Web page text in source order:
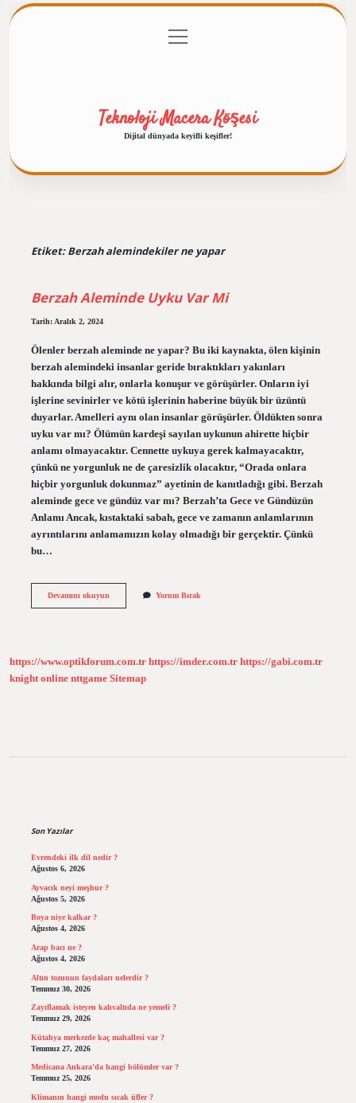
Gizlilik Politikası
menüyü
aç
Teknoloji Macera Köşesi
Dijital dünyada keyifli keşifler!
Etiket:Berzah alemindekiler ne yapar
Berzah Aleminde Uyku Var Mi
Tarih: Aralık 2, 2024
Ölenler berzah aleminde ne yapar? Bu iki kaynakta, ölen kişinin
berzah alemindeki insanlar geride bıraktıkları yakınları
hakkında bilgi alır, onlarla konuşur ve görüşürler. Onların iyi
işlerine sevinirler ve kötü işlerinin haberine büyük bir üzüntü
duyarlar. Amelleri aynı olan insanlar görüşürler. Öldükten sonra
uyku var mı? Ölümün kardeşi sayılan uykunun ahirette hiçbir
anlamı olmayacaktır. Cennette uykuya gerek kalmayacaktır,
çünkü ne yorgunluk ne de çaresizlik olacaktır, “Orada onlara
hiçbir yorgunluk dokunmaz” ayetinin de kanıtladığı gibi. Berzah
aleminde gece ve gündüz var mı? Berzah’ta Gece ve Gündüzün
Anlamı Ancak, kıstaktaki sabah, gece ve zamanın anlamlarının
ayrıntılarını anlamamızın kolay olmadığı bir gerçektir. Çünkü
bu…
Devamını okuyunBerzah
Yorum Bırak
https://www.optikforum.com.tr https://imder.com.tr https://gabi.com.tr
knight online nttgame Sitemap
Son Yazılar
Evrendeki ilk dil nedir ?
Ağustos 6, 2026
Ayvacık neyi meşhur ?
Ağustos 5, 2026
Boya niye kalkar ?
Ağustos 4, 2026
Arap bacı ne ?
Ağustos 4, 2026
Altın tozunun faydaları nelerdir ?
Temmuz 30, 2026
Zayıflamak isteyen kahvaltıda ne yemeli ?
Temmuz 29, 2026
Kütahya merkezde kaç mahallesi var ?
Temmuz 27, 2026
Medicana Ankara’da hangi bölümler var ?
Temmuz 25, 2026
Klimanın hangi modu sıcak üfler ?